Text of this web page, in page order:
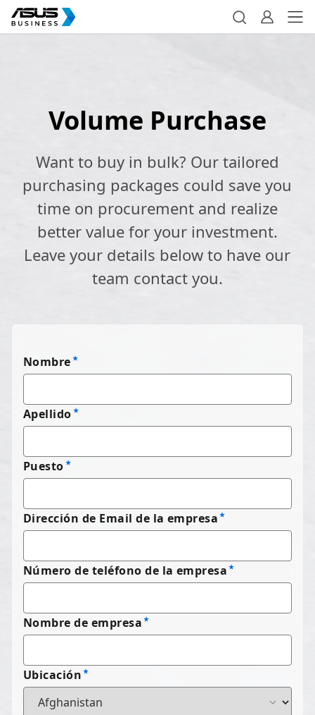
Volume Purchase
Want to buy in bulk? Our tailored
purchasing packages could save you
time on procurement and realize
better value for your investment.
Leave your details below to have our
team contact you.
Nombre
Apellido
Puesto
Dirección de Email de la empresa
Número de teléfono de la empresa
Nombre de empresa
Ubicación